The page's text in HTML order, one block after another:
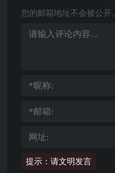
提示：请文明发言
您的邮箱地址不会被公开。